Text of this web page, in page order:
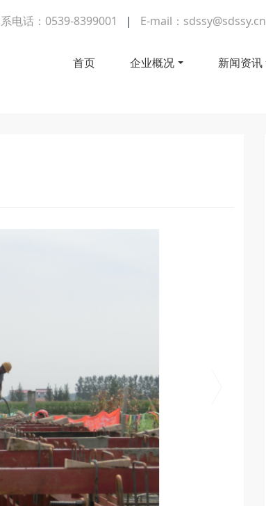
电话：0539-8399001 | E-mail：sdssy@sdssy.cn
首页 企业概况 新闻资讯